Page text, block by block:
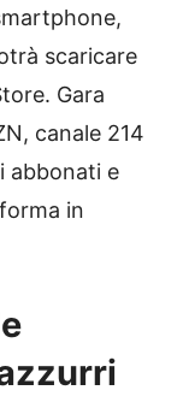
scaricare
Gara
canale 214
abbonati e
in